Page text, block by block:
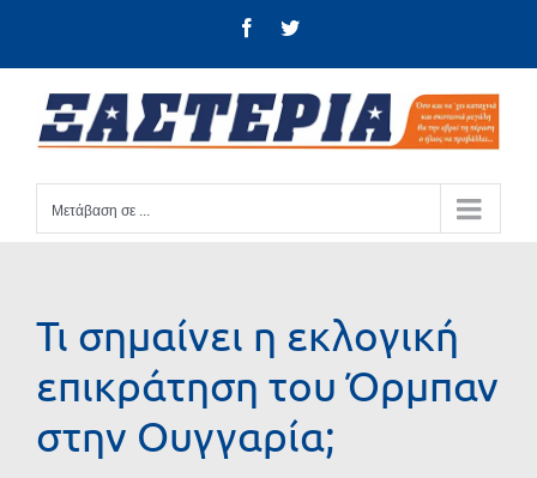
FacebookTwitter
Μετάβαση σε ...
Τι σημαίνει η εκλογική
επικράτηση του Όρμπαν
στην Ουγγαρία;